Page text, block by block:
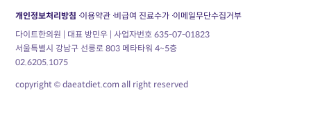
개인정보처리방침 이용약관 비급여 진료수가 이메일무단수집거부
다이트한의원 | 대표 방민우 | 사업자번호 635-07-01823
서울특별시 강남구 선릉로 803 메타타워 4~5층
02.6205.1075
copyright © daeatdiet.com all right reserved